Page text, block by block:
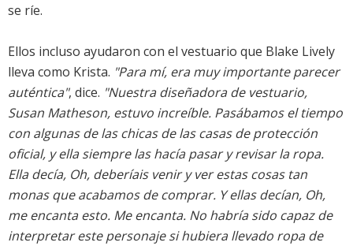
se ríe.
Ellos incluso ayudaron con el vestuario que Blake Lively
lleva como Krista. "Para mí, era muy importante parecer
auténtica", dice. "Nuestra diseñadora de vestuario,
Susan Matheson, estuvo increíble. Pasábamos el tiempo
con algunas de las chicas de las casas de protección
oficial, y ella siempre las hacía pasar y revisar la ropa.
Ella decía, Oh, deberíais venir y ver estas cosas tan
monas que acabamos de comprar. Y ellas decían, Oh,
me encanta esto. Me encanta. No habría sido capaz de
interpretar este personaje si hubiera llevado ropa de